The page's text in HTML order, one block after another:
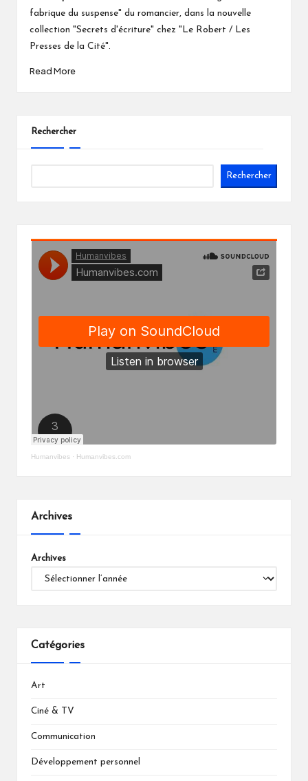
fabrique du suspense" du romancier, dans la nouvelle
collection "Secrets d'écriture" chez "Le Robert / Les
Presses de la Cité".
Read More
Rechercher
Rechercher
Humanvibes · Humanvibes.com
Archives
Archives
Catégories
Art
Ciné & TV
Communication
Développement personnel